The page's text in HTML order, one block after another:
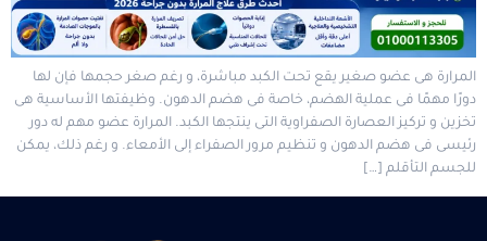
المرارة هى عضو صغير يقع تحت الكبد مباشرة، و رغم صغر حجمها فإن لها
دورًا مهمًا فى عملية الهضم، خاصة فى هضم الدهون. وظيفتها الأساسية هى
تخزين و تركيز العصارة الصفراوية التى ينتجها الكبد. المرارة عضو مهم له دور
رئيسى فى هضم الدهون و تنظيم مرور الصفراء إلى الأمعاء. و رغم ذلك، يمكن
للجسم التأقلم […]